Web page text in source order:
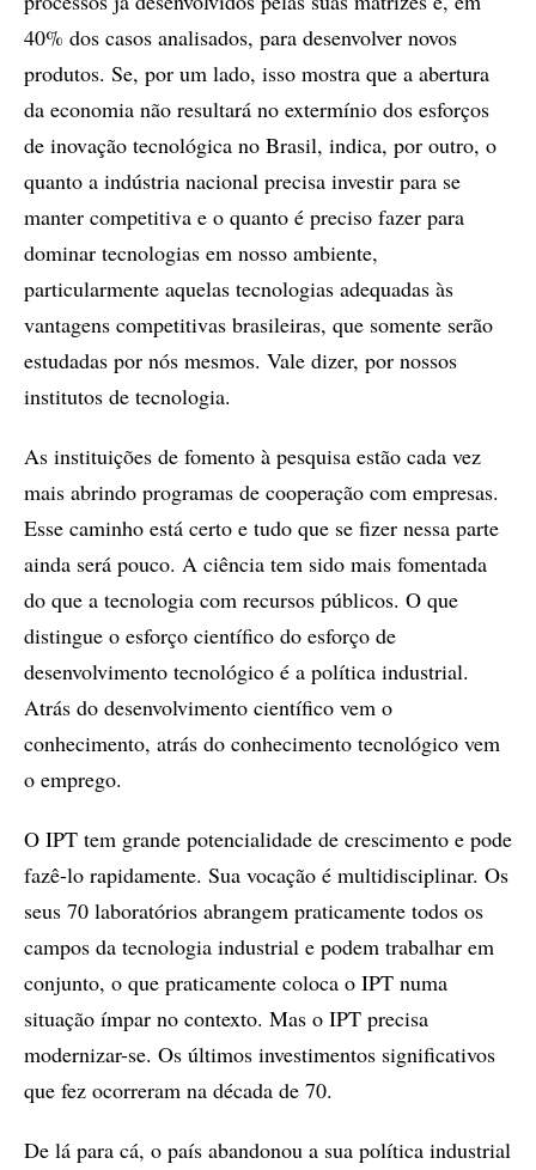
40% dos casos analisados, para desenvolver novos
produtos. Se, por um lado, isso mostra que a abertura
da economia não resultará no extermínio dos esforços
de inovação tecnológica no Brasil, indica, por outro, o
quanto a indústria nacional precisa investir para se
manter competitiva e o quanto é preciso fazer para
dominar tecnologias em nosso ambiente,
particularmente aquelas tecnologias adequadas às
vantagens competitivas brasileiras, que somente serão
estudadas por nós mesmos. Vale dizer, por nossos
institutos de tecnologia.
As instituições de fomento à pesquisa estão cada vez
mais abrindo programas de cooperação com empresas.
Esse caminho está certo e tudo que se fizer nessa parte
ainda será pouco. A ciência tem sido mais fomentada
do que a tecnologia com recursos públicos. O que
distingue o esforço científico do esforço de
desenvolvimento tecnológico é a política industrial.
Atrás do desenvolvimento científico vem o
conhecimento, atrás do conhecimento tecnológico vem
o emprego.
O IPT tem grande potencialidade de crescimento e pode
fazê-lo rapidamente. Sua vocação é multidisciplinar. Os
seus 70 laboratórios abrangem praticamente todos os
campos da tecnologia industrial e podem trabalhar em
conjunto, o que praticamente coloca o IPT numa
situação ímpar no contexto. Mas o IPT precisa
modernizar-se. Os últimos investimentos significativos
que fez ocorreram na década de 70.
De lá para cá, o país abandonou a sua política industrial